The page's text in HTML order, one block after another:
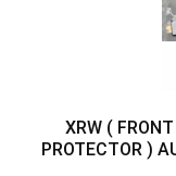
XRW (
PROTECTOR )